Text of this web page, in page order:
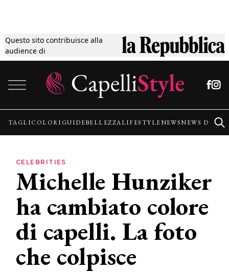
Questo sito contribuisce alla
audience di
Tagli
Colori
Guide
Lifestyle
News
News
TAGLICOLORI GUIDEBELLEZZALIFESTYLENEWSNEWS
CELEBRITIES
Michelle Hunziker
ha cambiato colore
di capelli. La foto
che colpisce